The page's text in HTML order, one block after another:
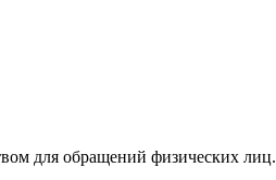
для обращений физических лиц.